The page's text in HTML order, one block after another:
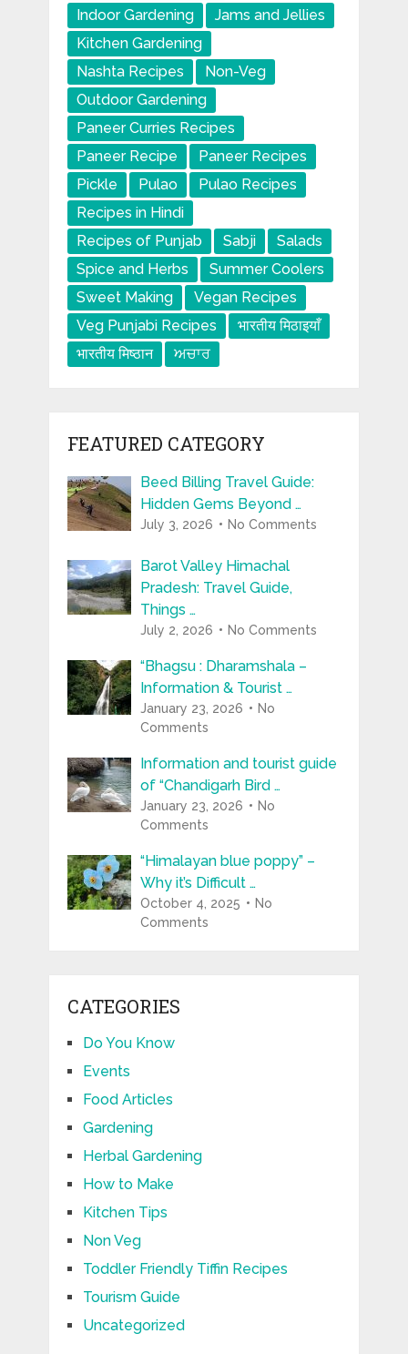
Indoor Gardening
Jams and Jellies
Kitchen Gardening
Nashta Recipes
Non-Veg
Outdoor Gardening
Paneer Curries Recipes
Paneer Recipe
Paneer Recipes
Pickle
Pulao
Pulao Recipes
Recipes in Hindi
Recipes of Punjab
Sabji
Salads
Spice and Herbs
Summer Coolers
Sweet Making
Vegan Recipes
Veg Punjabi Recipes
भारतीय मिठाइयाँ
भारतीय मिष्ठान
ਅਚਾਰ
FEATURED CATEGORY
Beed Billing Travel Guide:
Hidden Gems Beyond …
July 3, 2026 No Comments
Barot Valley Himachal
Pradesh: Travel Guide,
Things …
July 2, 2026 No Comments
“Bhagsu : Dharamshala –
Information & Tourist …
January 23, 2026
No
Comments
Information and tourist guide
of “Chandigarh Bird …
January 23, 2026
No
Comments
“Himalayan blue poppy” –
Why it’s Difficult …
October 4, 2025
No
Comments
CATEGORIES
Do You Know
Events
Food Articles
Gardening
Herbal Gardening
How to Make
Kitchen Tips
Non Veg
Toddler Friendly Tiffin Recipes
Tourism Guide
Uncategorized